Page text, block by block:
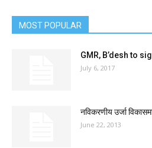
MOST POPULAR
GMR, B’desh to
July 6, 2017
नविकरणीय उर्जा
June 22, 2013